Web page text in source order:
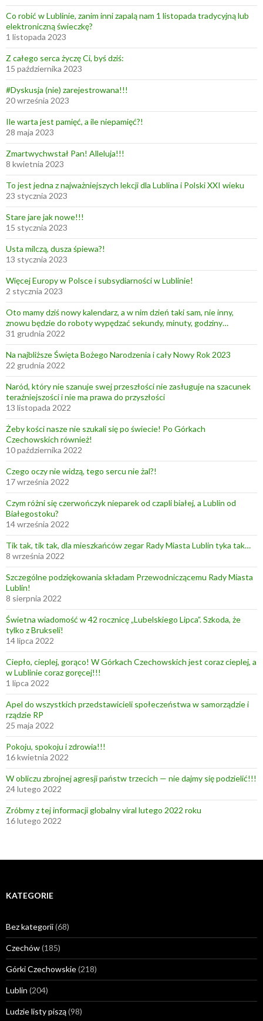
Co robić w Lublinie, zanim inni zapalą nam 1 listopada tradycyjną lub
elektroniczną świeczkę?
1 listopada 2023
Z całego serca życzę Ci, byś dziś:
15 października 2023
#Dyskusja (nie) zarejestrowana!!!
20 września 2023
Ile warta jest pamięć, a ile niepamięć?!
28 maja 2023
Zmartwychwstał Pan! Alleluja!!!
8 kwietnia 2023
To jest jedna z najważniejszych lekcji dla Lublina i Polski XXI wieku
23 stycznia 2023
Stare jare jak nowe!!!
15 stycznia 2023
Usta milczą, dusza śpiewa?!
13 stycznia 2023
Więcej Europy w Polsce i subsydiarności w Lublinie!
2 stycznia 2023
Oto mamy dziś nowy kalendarz, a w nim dzień taki sam, nie inny,
znowu będzie do roboty wypędzać sekundy, minuty, godziny…
31 grudnia 2022
Na najbliższe Święta Bożego Narodzenia i cały Nowy Rok 2023
22 grudnia 2022
Naród, który nie szanuje swej przeszłości nie zasługuje na szacunek
teraźniejszości i nie ma prawa do przyszłości
13 listopada 2022
Żeby kości nasze nie szukali się po świecie! Po Górkach
Czechowskich również!
10 października 2022
Czego oczy nie widzą, tego sercu nie żal?!
17 września 2022
Czym różni się czerwończyk nieparek od czapli białej, a Lublin od
Białegostoku?
14 września 2022
Tik tak, tik tak, dla mieszkańców zegar Rady Miasta Lublin tyka tak…
8 września 2022
Szczególne podziękowania składam Przewodniczącemu Rady Miasta
Lublin!
8 sierpnia 2022
Świetna wiadomość w 42 rocznicę „Lubelskiego Lipca”. Szkoda, że
tylko z Brukseli!
14 lipca 2022
Ciepło, cieplej, gorąco! W Górkach Czechowskich jest coraz cieplej, a
w Lublinie coraz goręcej!!!
1 lipca 2022
Apel do wszystkich przedstawicieli społeczeństwa w samorządzie i
rządzie RP
25 maja 2022
Pokoju, spokoju i zdrowia!!!
16 kwietnia 2022
W obliczu zbrojnej agresji państw trzecich — nie dajmy się podzielić!!!
24 lutego 2022
Zróbmy z tej informacji globalny viral lutego 2022 roku
16 lutego 2022
KATEGORIE
Bez kategorii(68)
Czechów(185)
Górki Czechowskie(218)
Lublin (204)
Ludzie listy piszą(98)